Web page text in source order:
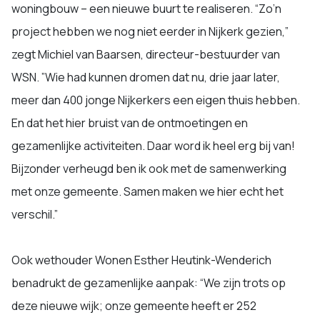
woningbouw – een nieuwe buurt te realiseren. “Zo’n
project hebben we nog niet eerder in Nijkerk gezien,”
zegt Michiel van Baarsen, directeur-bestuurder van
WSN. ”Wie had kunnen dromen dat nu, drie jaar later,
meer dan 400 jonge Nijkerkers een eigen thuis hebben.
En dat het hier bruist van de ontmoetingen en
gezamenlijke activiteiten. Daar word ik heel erg bij van!
Bijzonder verheugd ben ik ook met de samenwerking
met onze gemeente. Samen maken we hier echt het
verschil.”
Ook wethouder Wonen Esther Heutink-Wenderich
benadrukt de gezamenlijke aanpak: “We zijn trots op
deze nieuwe wijk; onze gemeente heeft er 252